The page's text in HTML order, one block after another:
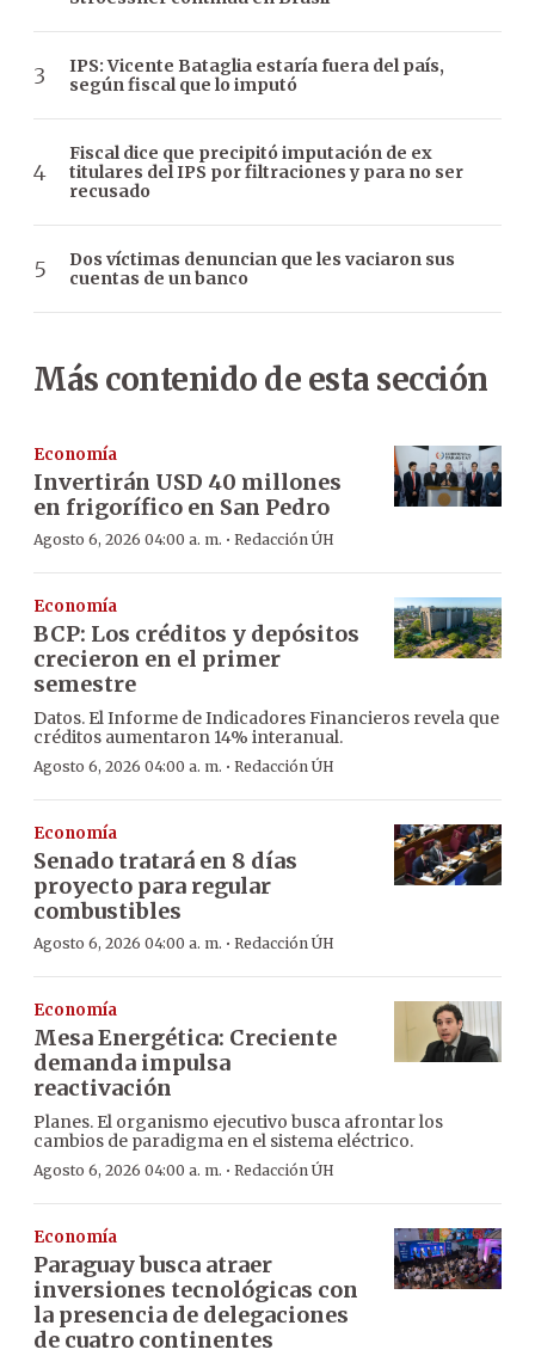
IPS: Vicente Bataglia estaría fuera del país,
según fiscal que lo imputó
Fiscal dice que precipitó imputación de ex
titulares del IPS por filtraciones y para no ser
recusado
Dos víctimas denuncian que les vaciaron sus
cuentas de un banco
Más contenido de esta sección
Economía
Invertirán USD 40 millones
en frigorífico en San Pedro
Agosto 6, 2026 04:00 a. m. · Redacción ÚH
Economía
BCP: Los créditos y depósitos
crecieron en el primer
semestre
Datos. El Informe de Indicadores Financieros revela que
créditos aumentaron 14% interanual.
Agosto 6, 2026 04:00 a. m. · Redacción ÚH
Economía
Senado tratará en 8 días
proyecto para regular
combustibles
Agosto 6, 2026 04:00 a. m. · Redacción ÚH
Economía
Mesa Energética: Creciente
demanda impulsa
reactivación
Planes. El organismo ejecutivo busca afrontar los
cambios de paradigma en el sistema eléctrico.
Agosto 6, 2026 04:00 a. m. · Redacción ÚH
Economía
Paraguay busca atraer
inversiones tecnológicas con
la presencia de delegaciones
de cuatro continentes